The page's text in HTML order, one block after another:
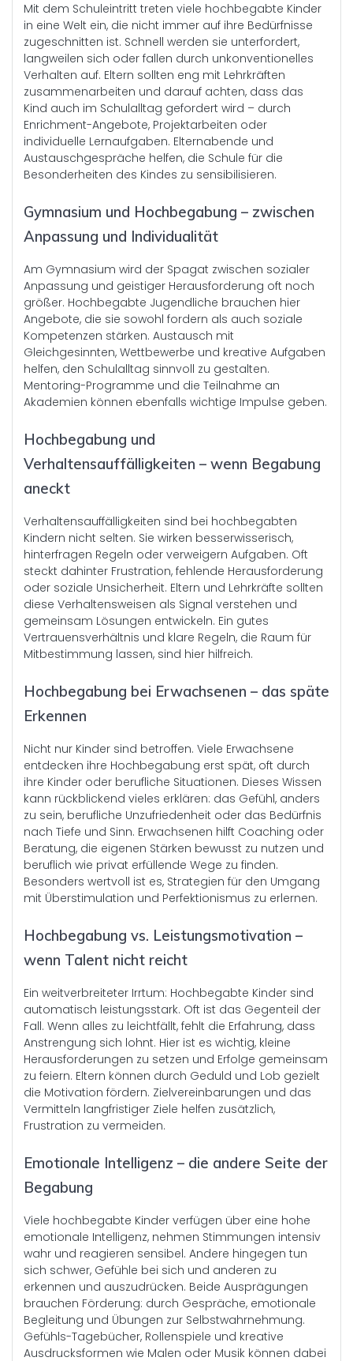
Mit dem Schuleintritt treten viele hochbegabte Kinder
in eine Welt ein, die nicht immer auf ihre Bedürfnisse
zugeschnitten ist. Schnell werden sie unterfordert,
langweilen sich oder fallen durch unkonventionelles
Verhalten auf. Eltern sollten eng mit Lehrkräften
zusammenarbeiten und darauf achten, dass das
Kind auch im Schulalltag gefordert wird – durch
Enrichment-Angebote, Projektarbeiten oder
individuelle Lernaufgaben. Elternabende und
Austauschgespräche helfen, die Schule für die
Besonderheiten des Kindes zu sensibilisieren.
Gymnasium und Hochbegabung – zwischen
Anpassung und Individualität
Am Gymnasium wird der Spagat zwischen sozialer
Anpassung und geistiger Herausforderung oft noch
größer. Hochbegabte Jugendliche brauchen hier
Angebote, die sie sowohl fordern als auch soziale
Kompetenzen stärken. Austausch mit
Gleichgesinnten, Wettbewerbe und kreative Aufgaben
helfen, den Schulalltag sinnvoll zu gestalten.
Mentoring-Programme und die Teilnahme an
Akademien können ebenfalls wichtige Impulse geben.
Hochbegabung und
Verhaltensauffälligkeiten – wenn Begabung
aneckt
Verhaltensauffälligkeiten sind bei hochbegabten
Kindern nicht selten. Sie wirken besserwisserisch,
hinterfragen Regeln oder verweigern Aufgaben. Oft
steckt dahinter Frustration, fehlende Herausforderung
oder soziale Unsicherheit. Eltern und Lehrkräfte sollten
diese Verhaltensweisen als Signal verstehen und
gemeinsam Lösungen entwickeln. Ein gutes
Vertrauensverhältnis und klare Regeln, die Raum für
Mitbestimmung lassen, sind hier hilfreich.
Hochbegabung bei Erwachsenen – das späte
Erkennen
Nicht nur Kinder sind betroffen. Viele Erwachsene
entdecken ihre Hochbegabung erst spät, oft durch
ihre Kinder oder berufliche Situationen. Dieses Wissen
kann rückblickend vieles erklären: das Gefühl, anders
zu sein, berufliche Unzufriedenheit oder das Bedürfnis
nach Tiefe und Sinn. Erwachsenen hilft Coaching oder
Beratung, die eigenen Stärken bewusst zu nutzen und
beruflich wie privat erfüllende Wege zu finden.
Besonders wertvoll ist es, Strategien für den Umgang
mit Überstimulation und Perfektionismus zu erlernen.
Hochbegabung vs. Leistungsmotivation –
wenn Talent nicht reicht
Ein weitverbreiteter Irrtum: Hochbegabte Kinder sind
automatisch leistungsstark. Oft ist das Gegenteil der
Fall. Wenn alles zu leichtfällt, fehlt die Erfahrung, dass
Anstrengung sich lohnt. Hier ist es wichtig, kleine
Herausforderungen zu setzen und Erfolge gemeinsam
zu feiern. Eltern können durch Geduld und Lob gezielt
die Motivation fördern. Zielvereinbarungen und das
Vermitteln langfristiger Ziele helfen zusätzlich,
Frustration zu vermeiden.
Emotionale Intelligenz – die andere Seite der
Begabung
Viele hochbegabte Kinder verfügen über eine hohe
emotionale Intelligenz, nehmen Stimmungen intensiv
wahr und reagieren sensibel. Andere hingegen tun
sich schwer, Gefühle bei sich und anderen zu
erkennen und auszudrücken. Beide Ausprägungen
brauchen Förderung: durch Gespräche, emotionale
Begleitung und Übungen zur Selbstwahrnehmung.
Gefühls-Tagebücher, Rollenspiele und kreative
Ausdrucksformen wie Malen oder Musik können dabei